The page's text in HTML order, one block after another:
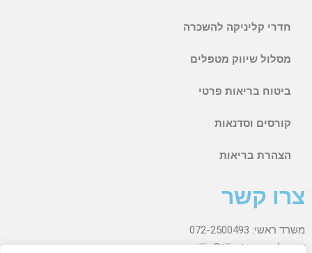
חדרי קליניקה להשכרה
מסלול שיווק מטפלים
ביטוח בריאות פרטי
קורסים וסדנאות
הצהרת בריאות
צרו קשר
משרד ראשי: 072-2500493
אימייל: tilia@tilia-tc.com